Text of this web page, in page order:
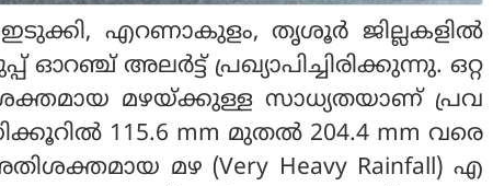
എറണാകുളം, തൃശൂര്‍ ജില്ലകളില്‍
ഓറഞ്ച് അലര്‍ട്ട് പ്രഖ്യാപിച്ചിരിക്കുന്നു. ഒറ്റ
മഴയ്ക്കുള്ള സാധ്യതയാണ് പ്രവ
115.6 mm മുതല്‍ 204.4 mm വരെ
മഴ (Very Heavy Rainfall) എ